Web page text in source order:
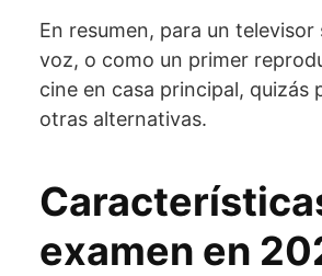
En resumen, para un
voz, o como un primer
cine en casa principal, quizás
otras alternativas.
examen en